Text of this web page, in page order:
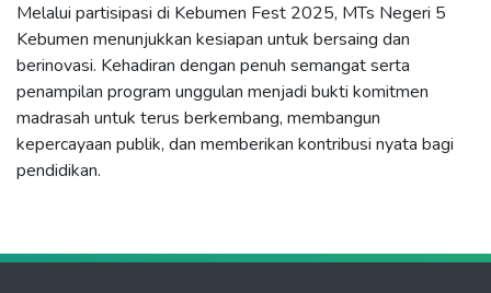
Melalui partisipasi di Kebumen Fest 2025, MTs Negeri 5
Kebumen menunjukkan kesiapan untuk bersaing dan
berinovasi. Kehadiran dengan penuh semangat serta
penampilan program unggulan menjadi bukti komitmen
madrasah untuk terus berkembang, membangun
kepercayaan publik, dan memberikan kontribusi nyata bagi
pendidikan.